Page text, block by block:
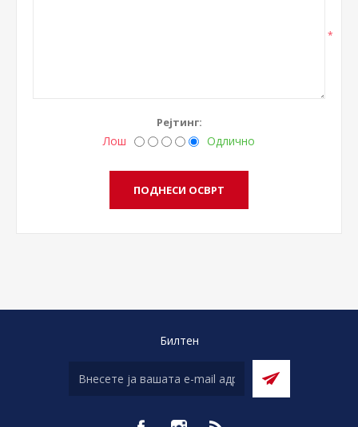
*
Рејтинг:
Лош Одлично
Билтен